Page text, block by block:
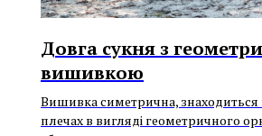
Довга сукня з
вишивкою
Вишивка симетрична, знаходиться
плечах в вигляді геометричного